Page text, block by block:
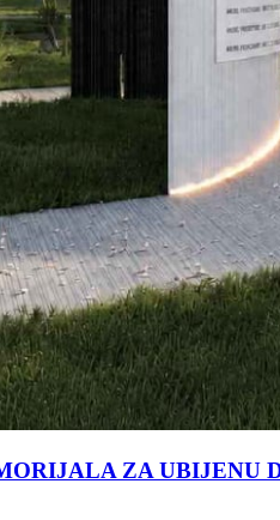
ZA UBIJENU